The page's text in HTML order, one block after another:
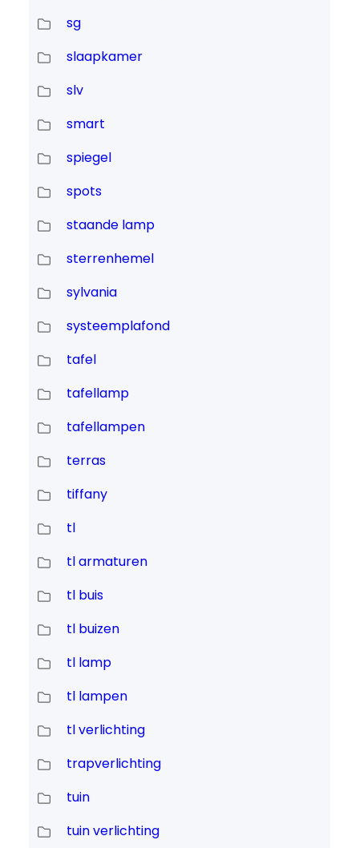
sg
slaapkamer
slv
smart
spiegel
spots
staande lamp
sterrenhemel
sylvania
systeemplafond
tafel
tafellamp
tafellampen
terras
tiffany
tl
tl armaturen
tl buis
tl buizen
tl lamp
tl lampen
tl verlichting
trapverlichting
tuin
tuin verlichting